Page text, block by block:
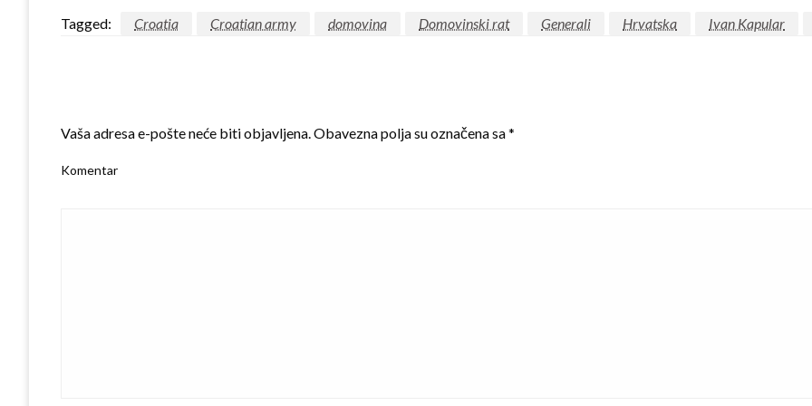
Tagged: Croatia Croatian army domovina Domovinski rat Generali Hrvatska Ivan Kapular
Vaša adresa e-pošte neće biti objavljena.Obavezna polja su označena sa*
Komentar